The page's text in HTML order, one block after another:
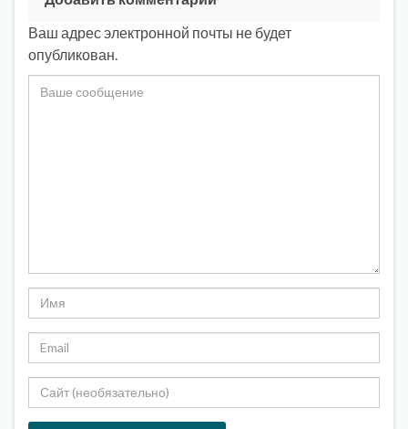
Ваш адрес электронной почты не будет
опубликован.